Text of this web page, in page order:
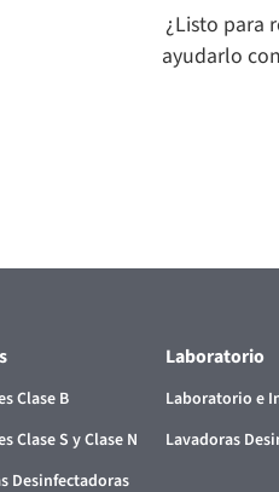
¿Listo para
ayudarlo
Clase B
Clase S y Clase N
Desinfectadoras
Laboratorio
Laboratorio e
Lavadoras